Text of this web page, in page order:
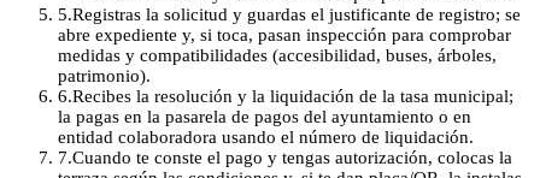
5.Registras la solicitud y guardas el justificante de registro; se
abre expediente y, si toca, pasan inspección para comprobar
medidas y compatibilidades (accesibilidad, buses, árboles,
patrimonio).
6.Recibes la resolución y la liquidación de la tasa municipal;
la pagas en la pasarela de pagos del ayuntamiento o en
entidad colaboradora usando el número de liquidación.
7.Cuando te conste el pago y tengas autorización, colocas la